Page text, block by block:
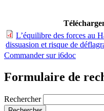
L’équilibre des forces au
dissuasion et risque de
Commander sur i6doc
Formulaire de
Rechercher